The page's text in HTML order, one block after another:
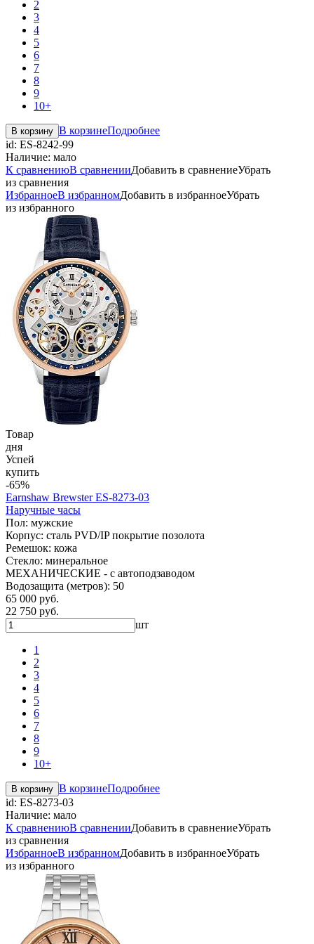
2
3
4
5
6
7
8
9
10+
В корзину В корзинеПодробнее
id: ES-8242-99
Наличие: мало
К сравнениюВ сравненииДобавить в сравнениеУбрать
из сравнения
ИзбранноеВ избранномДобавить в избранноеУбрать
из избранного
Товар
дня
Успей
купить
-65%
Earnshaw Brewster ES-8273-03
Наручные часы
Пол: мужские
Корпус: сталь PVD/IP покрытие позолота
Ремешок: кожа
Стекло: минеральное
МЕХАНИЧЕСКИЕ - с автоподзаводом
Водозащита (метров): 50
65 000 руб.
22 750 руб.
шт
1
2
3
4
5
6
7
8
9
10+
В корзину В корзинеПодробнее
id: ES-8273-03
Наличие: мало
К сравнениюВ сравненииДобавить в сравнениеУбрать
из сравнения
ИзбранноеВ избранномДобавить в избранноеУбрать
из избранного